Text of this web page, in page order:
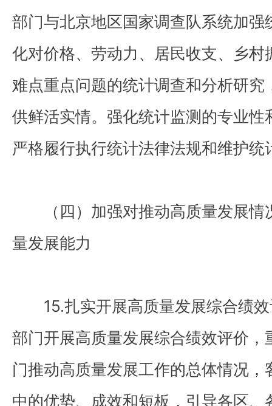
部门与北京地区国家调查队系统加
化对价格、劳动力、居民收支、乡
难点重点问题的统计调查和分析研
供鲜活实情。强化统计监测的专业
严格履行执行统计法律法规和维护
（四）加强对推动高质量发展情
量发展能力
15.扎实开展高质量发展综合绩效
部门开展高质量发展综合绩效评价
门推动高质量发展工作的总体情况
中的优势、成效和短板，引导各区